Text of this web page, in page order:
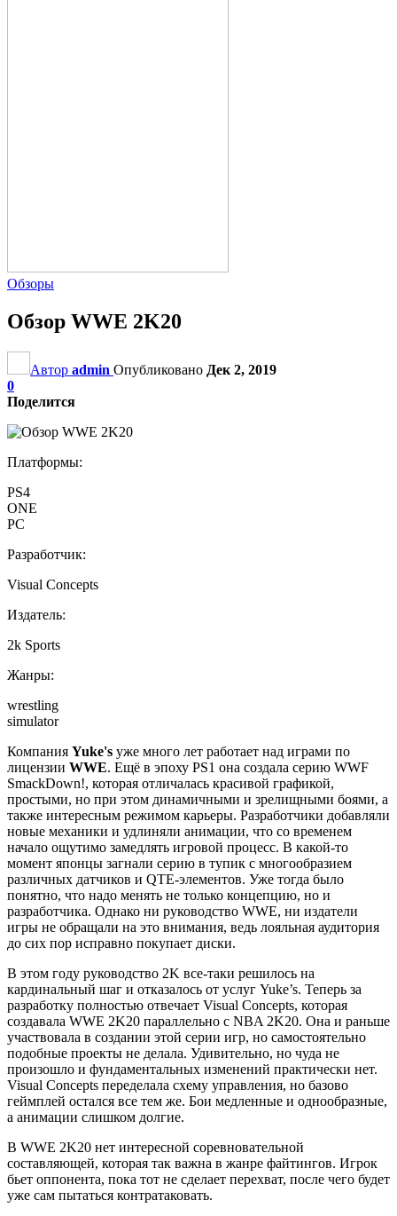
Обзоры
Обзор WWE 2K20
Автор admin Опубликовано Дек 2, 2019
0
Поделится
Платформы:
PS4
ONE
PC
Разработчик:
Visual Concepts
Издатель:
2k Sports
Жанры:
wrestling
simulator
Компания Yuke's уже много лет работает над играми по
лицензии WWE. Ещё в эпоху PS1 она создала серию WWF
SmackDown!, которая отличалась красивой графикой,
простыми, но при этом динамичными и зрелищными боями, а
также интересным режимом карьеры. Разработчики добавляли
новые механики и удлиняли анимации, что со временем
начало ощутимо замедлять игровой процесс. В какой-то
момент японцы загнали серию в тупик с многообразием
различных датчиков и QTE-элементов. Уже тогда было
понятно, что надо менять не только концепцию, но и
разработчика. Однако ни руководство WWE, ни издатели
игры не обращали на это внимания, ведь лояльная аудитория
до сих пор исправно покупает диски.
В этом году руководство 2K все-таки решилось на
кардинальный шаг и отказалось от услуг Yuke’s. Теперь за
разработку полностью отвечает Visual Concepts, которая
создавала WWE 2K20 параллельно с NBA 2K20. Она и раньше
участвовала в создании этой серии игр, но самостоятельно
подобные проекты не делала. Удивительно, но чуда не
произошло и фундаментальных изменений практически нет.
Visual Concepts переделала схему управления, но базово
геймплей остался все тем же. Бои медленные и однообразные,
а анимации слишком долгие.
В WWE 2K20 нет интересной соревновательной
составляющей, которая так важна в жанре файтингов. Игрок
бьет оппонента, пока тот не сделает перехват, после чего будет
уже сам пытаться контратаковать.